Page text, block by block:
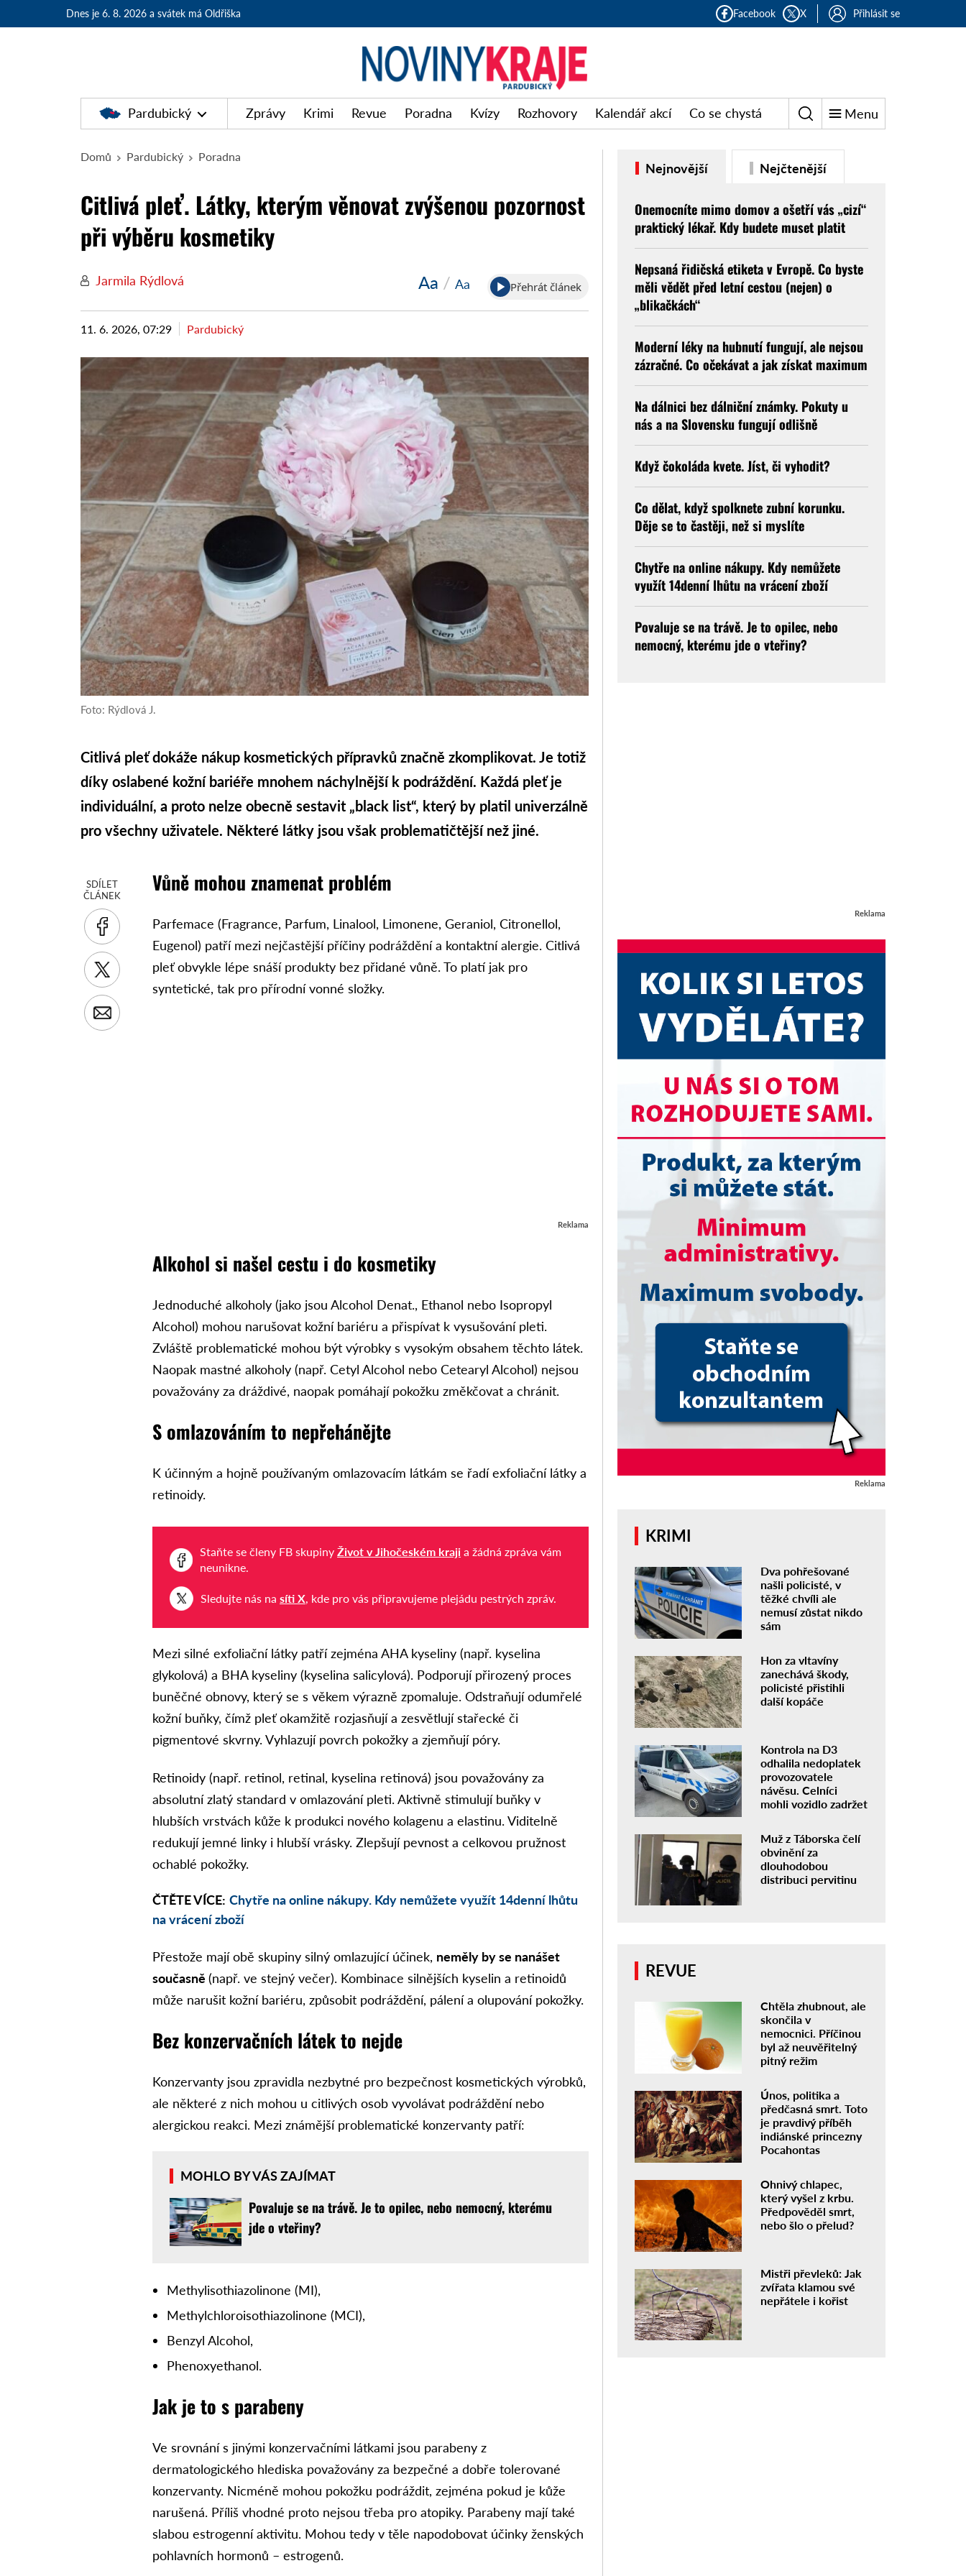
Dnes je 6. 8. 2026 a svátek má Oldřiška Facebook X Přihlásit se
Pardubický Zprávy Krimi Revue Poradna Kvízy Rozhovory Kalendář akcí Co se chystá Menu
Domů Pardubický Poradna
Citlivá pleť. Látky, kterým věnovat zvýšenou pozornost
při výběru kosmetiky
Jarmila Rýdlová Aa / Aa Přehrát článek
11. 6. 2026, 07:29 Pardubický
Foto: Rýdlová J.
Citlivá pleť dokáže nákup kosmetických přípravků značně zkomplikovat. Je totiž
díky oslabené kožní bariéře mnohem náchylnější k podráždění. Každá pleť je
individuální, a proto nelze obecně sestavit „black list“, který by platil univerzálně
pro všechny uživatele. Některé látky jsou však problematičtější než jiné.
SDÍLET
ČLÁNEK
Vůně mohou znamenat problém
Parfemace (Fragrance, Parfum, Linalool, Limonene, Geraniol, Citronellol,
Eugenol) patří mezi nejčastější příčiny podráždění a kontaktní alergie. Citlivá
pleť obvykle lépe snáší produkty bez přidané vůně. To platí jak pro
syntetické, tak pro přírodní vonné složky.
Reklama
Alkohol si našel cestu i do kosmetiky
Jednoduché alkoholy (jako jsou Alcohol Denat., Ethanol nebo Isopropyl
Alcohol) mohou narušovat kožní bariéru a přispívat k vysušování pleti.
Zvláště problematické mohou být výrobky s vysokým obsahem těchto látek.
Naopak mastné alkoholy (např. Cetyl Alcohol nebo Cetearyl Alcohol) nejsou
považovány za dráždivé, naopak pomáhají pokožku změkčovat a chránit.
S omlazováním to nepřehánějte
K účinným a hojně používaným omlazovacím látkám se řadí exfoliační látky a
retinoidy.
Staňte se členy FB skupinyŽivot v Jihočeském kraji a žádná zpráva vám
neunikne.
Sledujte nás nasíti X, kde pro vás připravujeme plejádu pestrých zpráv.
Mezi silné exfoliační látky patří zejména AHA kyseliny (např. kyselina
glykolová) a BHA kyseliny (kyselina salicylová). Podporují přirozený proces
buněčné obnovy, který se s věkem výrazně zpomaluje. Odstraňují odumřelé
kožní buňky, čímž pleť okamžitě rozjasňují a zesvětlují stařecké či
pigmentové skvrny. Vyhlazují povrch pokožky a zjemňují póry.
Retinoidy (např. retinol, retinal, kyselina retinová) jsou považovány za
absolutní zlatý standard v omlazování pleti. Aktivně stimulují buňky v
hlubších vrstvách kůže k produkci nového kolagenu a elastinu. Viditelně
redukují jemné linky i hlubší vrásky. Zlepšují pevnost a celkovou pružnost
ochablé pokožky.
ČTĚTE VÍCE: Chytře na online nákupy. Kdy nemůžete využít 14denní lhůtu
na vrácení zboží
Přestože mají obě skupiny silný omlazující účinek, neměly by se nanášet
současně(např. ve stejný večer). Kombinace silnějších kyselin a retinoidů
může narušit kožní bariéru, způsobit podráždění, pálení a olupování pokožky.
Bez konzervačních látek to nejde
Konzervanty jsou zpravidla nezbytné pro bezpečnost kosmetických výrobků,
ale některé z nich mohou u citlivých osob vyvolávat podráždění nebo
alergickou reakci. Mezi známější problematické konzervanty patří:
MOHLO BY VÁS ZAJÍMAT
Povaluje se na trávě. Je to opilec, nebo nemocný, kterému
jde o vteřiny?
Methylisothiazolinone (MI),
Methylchloroisothiazolinone (MCI),
Benzyl Alcohol,
Phenoxyethanol.
Jak je to s parabeny
Ve srovnání s jinými konzervačními látkami jsou parabeny z
dermatologického hlediska považovány za bezpečné a dobře tolerované
konzervanty. Nicméně mohou pokožku podráždit, zejména pokud je kůže
narušená. Příliš vhodné proto nejsou třeba pro atopiky. Parabeny mají také
slabou estrogenní aktivitu. Mohou tedy v těle napodobovat účinky ženských
pohlavních hormonů – estrogenů.
Nejnovější Nejčtenější
Onemocníte mimo domov a ošetří vás „cizí“
praktický lékař. Kdy budete muset platit
Nepsaná řidičská etiketa v Evropě. Co byste
měli vědět před letní cestou (nejen) o
„blikačkách“
Moderní léky na hubnutí fungují, ale nejsou
zázračné. Co očekávat a jak získat maximum
Na dálnici bez dálniční známky. Pokuty u
nás a na Slovensku fungují odlišně
Když čokoláda kvete. Jíst, či vyhodit?
Co dělat, když spolknete zubní korunku.
Děje se to častěji, než si myslíte
Chytře na online nákupy. Kdy nemůžete
využít 14denní lhůtu na vrácení zboží
Povaluje se na trávě. Je to opilec, nebo
nemocný, kterému jde o vteřiny?
Reklama
Reklama
KRIMI
Dva pohřešované
našli policisté, v
těžké chvíli ale
nemusí zůstat nikdo
sám
Hon za vltavíny
zanechává škody,
policisté přistihli
další kopáče
Kontrola na D3
odhalila nedoplatek
provozovatele
návěsu. Celníci
mohli vozidlo zadržet
Muž z Táborska čelí
obvinění za
dlouhodobou
distribuci pervitinu
REVUE
Chtěla zhubnout, ale
skončila v
nemocnici. Příčinou
byl až neuvěřitelný
pitný režim
Únos, politika a
předčasná smrt. Toto
je pravdivý příběh
indiánské princezny
Pocahontas
Ohnivý chlapec,
který vyšel z krbu.
Předpověděl smrt,
nebo šlo o přelud?
Mistři převleků: Jak
zvířata klamou své
nepřátele i kořist